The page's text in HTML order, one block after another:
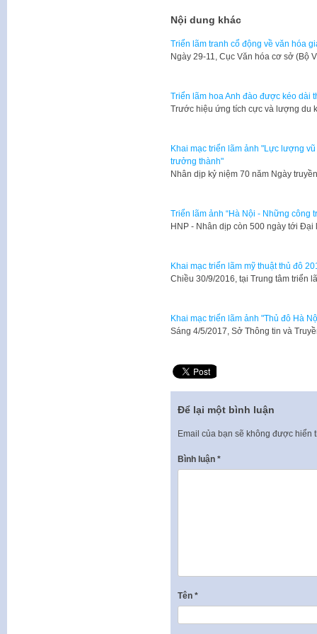
Nội dung khác
Triển lãm tranh cổ động về văn hóa
​Ngày 29-11, Cục Văn hóa cơ sở (Bộ
Triển lãm hoa Anh đào được kéo dài
Trước hiệu ứng tích cực và lượng du
Khai mạc triển lãm ảnh "Lực lượng
trưởng thành"
Nhân dịp kỷ niệm 70 năm Ngày
Triển lãm ảnh “Hà Nội - Những công
​HNP - Nhân dịp còn 500 ngày tới
Khai mạc triển lãm mỹ thuật thủ đô
Chiều 30/9/2016, tại Trung tâm triển
Khai mạc triển lãm ảnh "Thủ đô Hà
Sáng 4/5/2017, Sở Thông tin và
Để lại một bình luận
Email của bạn sẽ không được hiển
Bình luận *
Tên *